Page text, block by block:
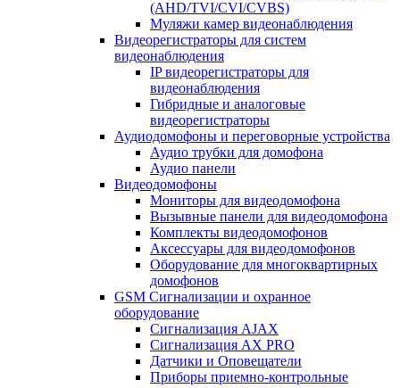
(AHD/TVI/CVI/CVBS)
Муляжи камер видеонаблюдения
Видеорегистраторы для систем
видеонаблюдения
IP видеорегистраторы для
видеонаблюдения
Гибридные и аналоговые
видеорегистраторы
Аудиодомофоны и переговорные устройства
Аудио трубки для домофона
Аудио панели
Видеодомофоны
Мониторы для видеодомофона
Вызывные панели для видеодомофона
Комплекты видеодомофонов
Аксессуары для видеодомофонов
Оборудование для многоквартирных
домофонов
GSM Сигнализации и охранное
оборудование
Сигнализация AJAX
Сигнализация AX PRO
Датчики и Оповещатели
Приборы приемно-контрольные